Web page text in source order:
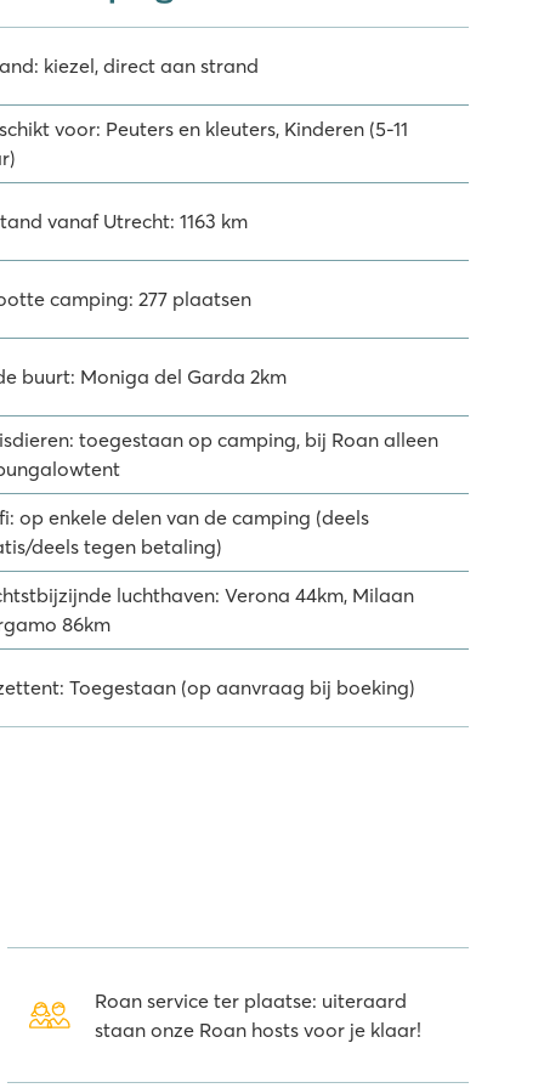
kiezel, direct aan strand
voor: Peuters en kleuters, Kinderen (5-11
vanaf Utrecht: 1163 km
camping: 277 plaatsen
buurt: Moniga del Garda 2km
toegestaan op camping, bij Roan alleen
op enkele delen van de camping (deels
deels tegen betaling)
luchthaven: Verona 44km, Milaan
86km
Toegestaan (op aanvraag bij boeking)
Roan service ter plaatse: uiteraard
staan onze Roan hosts voor je klaar!